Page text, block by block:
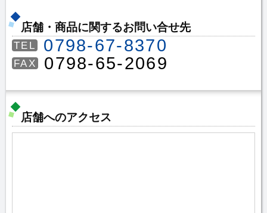
店舗・商品に関するお問い合せ先
TEL 0798-67-8370
FAX 0798-65-2069
店舗へのアクセス